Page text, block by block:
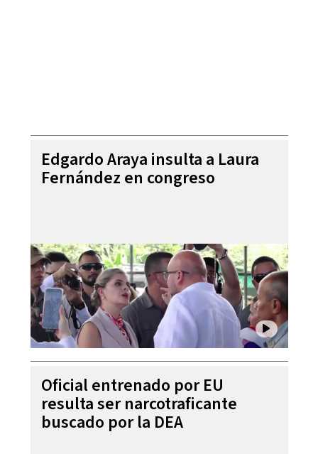
Edgardo Araya insulta a Laura
Fernández en congreso
Oficial entrenado por EU
resulta ser narcotraficante
buscado por la DEA